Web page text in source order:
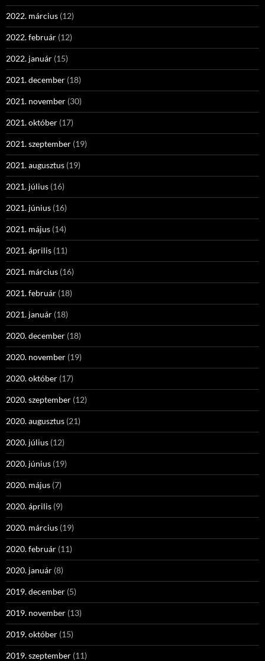
2022. március (12)
2022. február (12)
2022. január (15)
2021. december (18)
2021. november (30)
2021. október (17)
2021. szeptember (19)
2021. augusztus (19)
2021. július (16)
2021. június (16)
2021. május (14)
2021. április (11)
2021. március (16)
2021. február (18)
2021. január (18)
2020. december (18)
2020. november (19)
2020. október (17)
2020. szeptember (12)
2020. augusztus (21)
2020. július (12)
2020. június (19)
2020. május (7)
2020. április (9)
2020. március (19)
2020. február (11)
2020. január (8)
2019. december (5)
2019. november (13)
2019. október (15)
2019. szeptember (11)